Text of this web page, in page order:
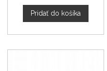
Pridať do košíka